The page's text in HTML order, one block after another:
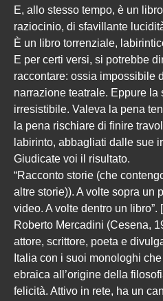
E, allo stesso tempo, è un
raziocinio, di sfavillante
È un libro torrenziale,
E per certi versi, si potrebbe
raccontare: ossia impossibile
narrazione teatrale. Eppure la
irresistibile. Valeva la pena
la pena rischiare di finire
labirinto, abbagliati dalle sue
Giudicate voi il risultato.
“Racconto storie (che
altre storie)). A volte sopra un
video. A volte dentro un libro”.
Roberto Mercadini (Cesena,
attore, scrittore, poeta e
Italia con i suoi monologhi
ebraica all’origine della
felicità. Attivo in rete, ha un